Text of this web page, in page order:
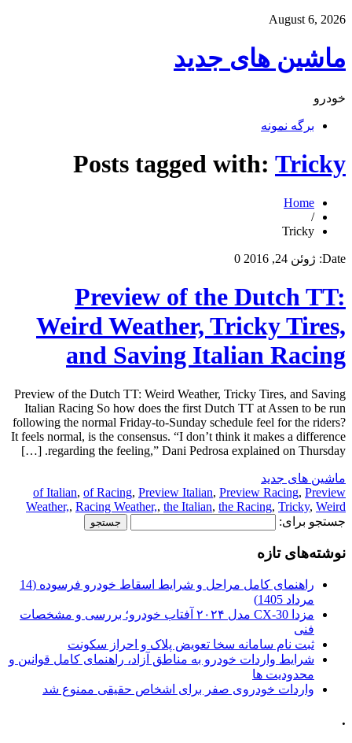
August 6, 2026
ماشین های جدید
خودرو
برگه نمونه
Posts tagged with: Tricky
Home
/
Tricky
Date: ژوئن 24, 2016 0
Preview of the Dutch TT:
Weird Weather, Tricky Tires,
and Saving Italian Racing
Preview of the Dutch TT: Weird Weather, Tricky Tires, and Saving
Italian Racing So how does the first Dutch TT at Assen to be run
following the normal Friday-to-Sunday schedule feel for the riders?
It feels normal, is the consensus. “I don’t think it makes a difference
regarding the feeling,” Dani Pedrosa explained on Thursday. […]
ماشین های جدید
of Italian, of Racing, Preview Italian, Preview Racing, Preview
Weather,, Racing Weather,, the Italian, the Racing, Tricky, Weird
جستجو برای:
نوشته‌های تازه
راهنمای کامل مراحل و شرایط اسقاط خودرو فرسوده (14
مرداد 1405)
مزدا CX-30 مدل ۲۰۲۴ آفتاب خودرو؛ بررسی و مشخصات
فنی
ثبت نام سامانه سخا تعویض پلاک و احراز سکونت
شرایط واردات خودرو به مناطق آزاد، راهنمای کامل قوانین و
محدودیت ها
واردات خودروی صفر برای اشخاص حقیقی ممنوع شد
.